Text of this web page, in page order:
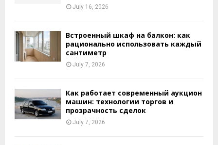
July 16, 2026
Встроенный шкаф на балкон: как
рационально использовать каждый
сантиметр
July 7, 2026
Как работает современный аукцион
машин: технологии торгов и
прозрачность сделок
July 7, 2026